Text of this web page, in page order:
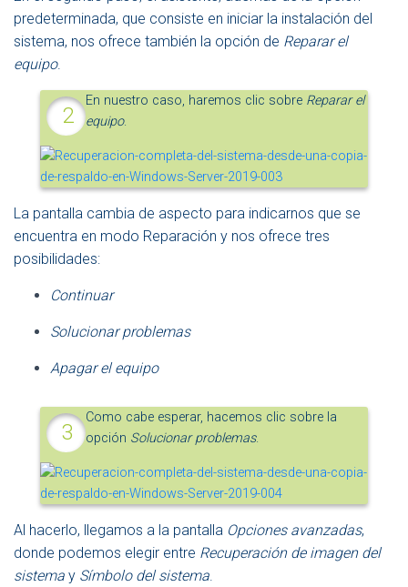
predeterminada, que consiste en iniciar la instalación del
sistema, nos ofrece también la opción de Reparar el
equipo.
En nuestro caso, haremos clic sobre Reparar el
equipo.
La pantalla cambia de aspecto para indicarnos que se
encuentra en modo Reparación y nos ofrece tres
posibilidades:
Continuar
Solucionar problemas
Apagar el equipo
Como cabe esperar, hacemos clic sobre la
opción Solucionar problemas.
Al hacerlo, llegamos a la pantalla Opciones avanzadas,
donde podemos elegir entre Recuperación de imagen del
sistema y Símbolo del sistema.